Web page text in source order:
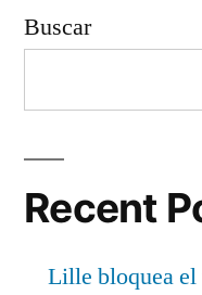
Buscar
Recent
Lille bloquea